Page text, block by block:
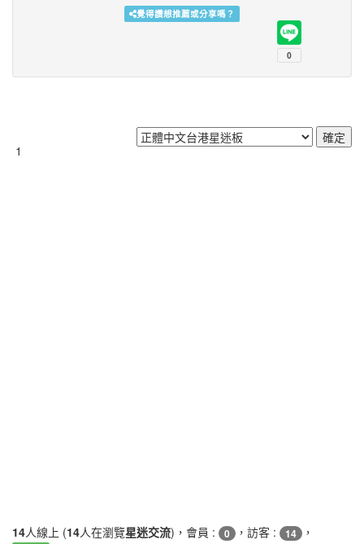
覺得讚想推薦或分享嗎？
1
14人線上 (14人在瀏覽星迷交流)，會員 : 0 ，訪客 : 14 ，